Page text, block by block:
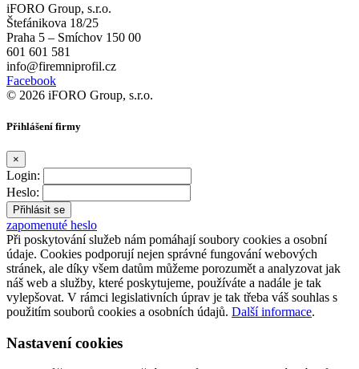
iFORO Group, s.r.o.
Štefánikova 18/25
Praha 5 – Smíchov 150 00
601 601 581
info@firemniprofil.cz
Facebook
© 2026 iFORO Group, s.r.o.
Přihlášení firmy
×
Login:
Heslo:
zapomenuté heslo
Při poskytování služeb nám pomáhají soubory cookies a osobní
údaje. Cookies podporují nejen správné fungování webových
stránek, ale díky všem datům můžeme porozumět a analyzovat jak
náš web a služby, které poskytujeme, používáte a nadále je tak
vylepšovat. V rámci legislativních úprav je tak třeba váš souhlas s
použitím souborů cookies a osobních údajů. Další informace.
Nastavení cookies